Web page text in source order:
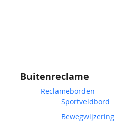
Buitenreclame
Reclameborden
Sportveldbord
Bewegwijzering